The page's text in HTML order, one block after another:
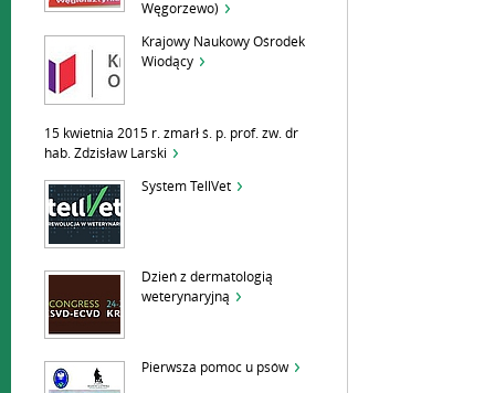
Węgorzewo)
Krajowy Naukowy Ośrodek
Wiodący
15 kwietnia 2015 r. zmarł ś. p. prof. zw. dr
hab. Zdzisław Larski
System TellVet
Dzień z dermatologią
weterynaryjną
Pierwsza pomoc u psów